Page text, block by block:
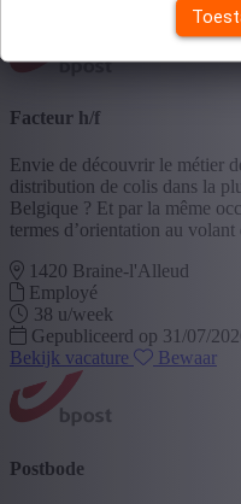
Bewaar
Facteur h/f
Envie de découvrir le métier
distribution de colis dans la
Belgique ? Et par la même
termes d’orientation au
1420 Braine-l'Alleud
Employé
38 u/week
Gepubliceerd op 31/07/
Bekijk vacature
Bewaar
Postbode